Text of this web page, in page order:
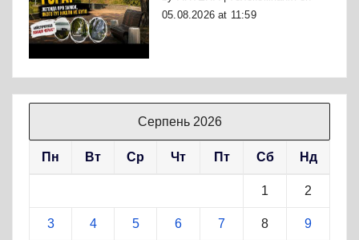
05.08.2026 at 11:59
Серпень 2026
Пн Вт Ср Чт Пт Сб Нд
1 2
3 4 5 6 7 8 9